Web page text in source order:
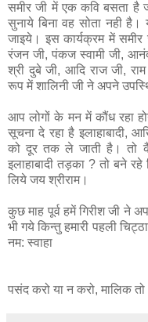
समीर जी में एक कवि बसता है
सुनाये बिना वह सोता नही है।
जाइये। इस कार्यक्रम में समीर
रंजन जी, पंकज स्‍वामी जी,
श्री दुबे जी, आदि राज जी,
रूप में शालिनी जी ने अपने
आप लोगों के मन में कौंध रहा
सूचना दे रहा है इलाहाबादी,
को दूर तक ले जाती है। तो
इलाहाबादी तड़का ? तो बने
लिये जय श्रीराम।
कुछ माह पूर्व हमें गिरीश जी ने
भी गये किन्तु हमारी पहली
नम: स्वाहा
पसंद करो या न करो, मालिक तो